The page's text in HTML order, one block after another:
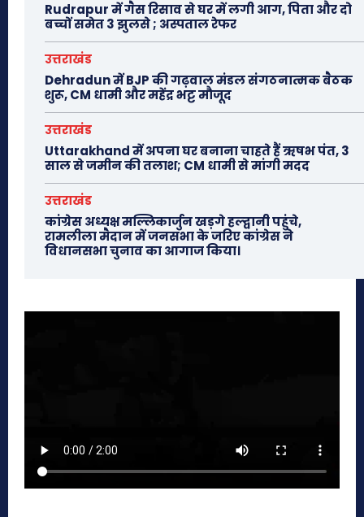
Rudrapur में गैस रिसाव से घर में लगी आग, पिता और दो
बच्चों समेत 3 झुलसे ; अस्पताल रेफर
उत्तराखंड
Dehradun में BJP की गढ़वाल मंडल संगठनात्मक बैठक
शुरू, CM धामी और महेंद्र भट्ट मौजूद
उत्तराखंड
Uttarakhand में अपना घर बनाना चाहते हैं ऋषभ पंत, 3
साल से जमीन की तलाश; CM धामी से मांगी मदद
उत्तराखंड
कांग्रेस अध्यक्ष मल्लिकार्जुन खड़गे हल्द्वानी पहुंचे,
रामलीला मैदान में जनसभा के जरिए कांग्रेस ने
विधानसभा चुनाव का आगाज किया।